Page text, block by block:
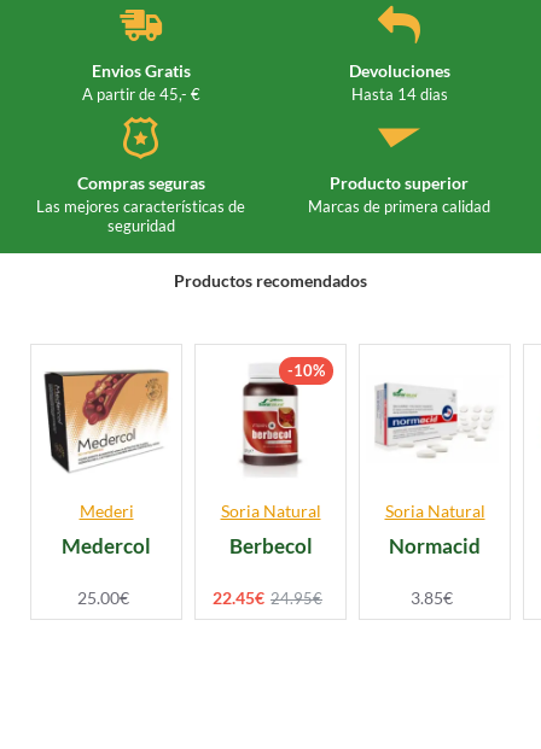
Envios Gratis
A partir de 45,- €
Devoluciones
Hasta 14 dias
Compras seguras
Las mejores características de
seguridad
Producto superior
Marcas de primera calidad
Productos recomendados
Mederi
Medercol
25.00€
-10%
Soria Natural
Berbecol
22.45€ 24.95€
Soria Natural
Normacid
3.85€